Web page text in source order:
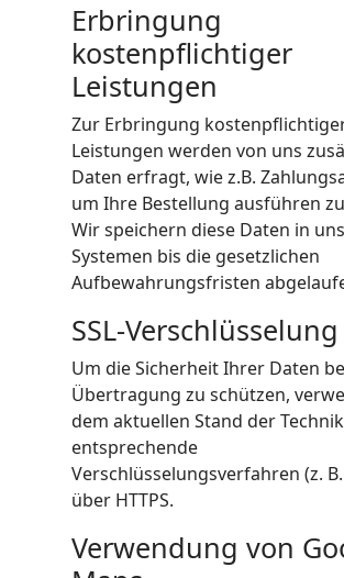
Erbringung
kostenpflichtiger
Leistungen
Zur Erbringung
Leistungen werden von uns
Daten erfragt, wie z.B.
um Ihre Bestellung ausführen
Wir speichern diese Daten in
Systemen bis die gesetzlichen
Aufbewahrungsfristen
SSL-Verschlüsselung
Um die Sicherheit Ihrer Daten
Übertragung zu schützen,
dem aktuellen Stand der Technik
entsprechende
Verschlüsselungsverfahren (z. B.
über HTTPS.
Verwendung von